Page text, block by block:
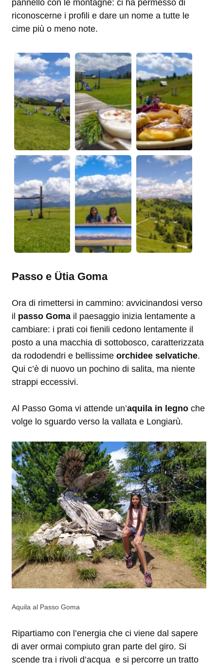
pannello con le montagne: ci ha permesso di
riconoscerne i profili e dare un nome a tutte le
cime più o meno note.
Passo e Ütia Goma
Ora di rimettersi in cammino: avvicinandosi verso
il passo Goma il paesaggio inizia lentamente a
cambiare: i prati coi fienili cedono lentamente il
posto a una macchia di sottobosco, caratterizzata
da rododendri e bellissime orchidee selvatiche.
Qui c’è di nuovo un pochino di salita, ma niente
strappi eccessivi.
Al Passo Goma vi attende un’aquila in legno che
volge lo sguardo verso la vallata e Longiarù.
Aquila al Passo Goma
Ripartiamo con l’energia che ci viene dal sapere
di aver ormai compiuto gran parte del giro. Si
scende tra i rivoli d’acqua e si percorre un tratto